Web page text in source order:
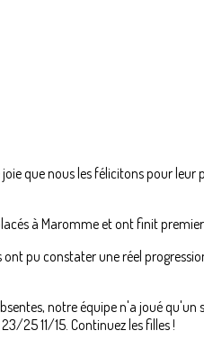
que nous les félicitons pour leur
à Maromme et ont finit
pu constater une réel
notre équipe n'a joué qu'un
25 11/15. Continuez les filles !